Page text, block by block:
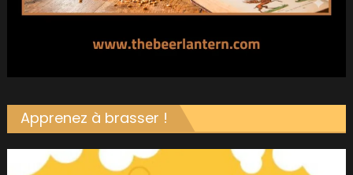
Apprenez à brasser !